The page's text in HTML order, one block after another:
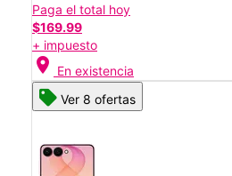
Paga el total hoy
$169.99
+ impuesto
location_on En existencia
Ver 8 ofertas